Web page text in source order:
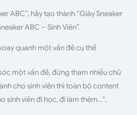
ABC”, hãy tạo thành “Giày Sneaker
ABC – Sinh Viên”.
quanh một vấn đề cụ thể
một vấn đề, đừng tham nhiều chủ
cho sinh viên thì toàn bộ content
sinh viên đi học, đi làm thêm…”.